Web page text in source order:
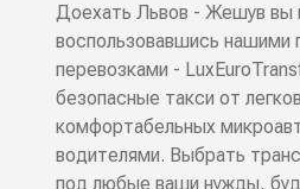
Доехать Львов - Жешув вы
воспользовавшись нашими
перевозками -
безопасные такси от
комфортабельных
водителями. Выбрать
под любые ваши нужды,